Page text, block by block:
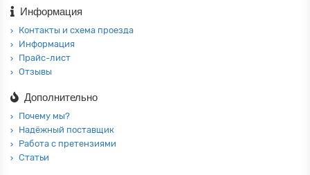
Информация
Контакты и схема проезда
Информация
Прайс-лист
Отзывы
Дополнительно
Почему мы?
Надёжный поставщик
Работа с претензиями
Статьи